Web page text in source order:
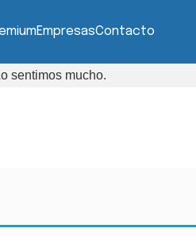
EmpresasContacto
sentimos mucho.